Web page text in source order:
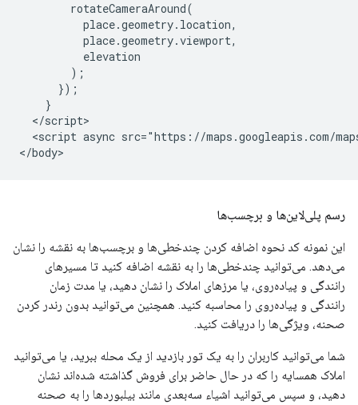
        rotateCameraAround(
          place.geometry.location,
          place.geometry.viewport,
          elevation
        );
      });
    }
  </script>
<script async src="https://maps.googleapis.com/
رسم پلی‌لاین‌ها و برچسب‌ها
این نمونه کد نحوه اضافه کردن چندخطی‌ها و برچسب‌ها به نقشه را نشان
می‌دهد. می‌توانید چندخطی‌ها را به نقشه اضافه کنید تا مسیرهای
رانندگی و پیاده‌روی، یا مرزهای املاک را نشان دهید، یا مدت زمان
رانندگی و پیاده‌روی را محاسبه کنید. همچنین می‌توانید بدون رندر کردن
صحنه، ویژگی‌ها را دریافت کنید.
شما می‌توانید کاربران را به یک تور بازدید از یک محله ببرید، یا می‌توانید
املاک همسایه را که در حال حاضر برای فروش گذاشته شده‌اند نشان
دهید، و سپس می‌توانید اشیاء سه‌بعدی مانند بیلبوردها را به صحنه